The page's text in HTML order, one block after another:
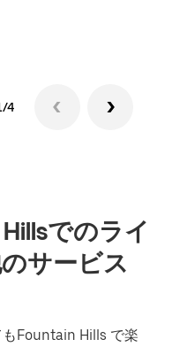
4
でのライ
サービス
Fountain Hills で楽